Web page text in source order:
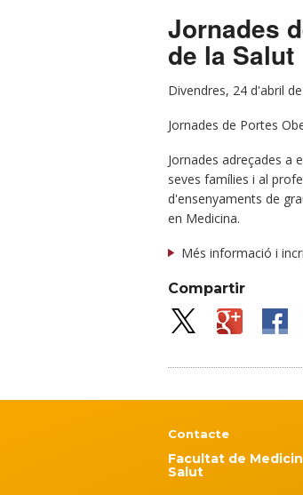
Jornades
de la Salut
Divendres, 24 d'abril
Jornades de Portes
Jornades adreçades a
seves famílies i al
d'ensenyaments de
en Medicina.
Més informació i
Compartir
Contacte
Facultat de
Salut